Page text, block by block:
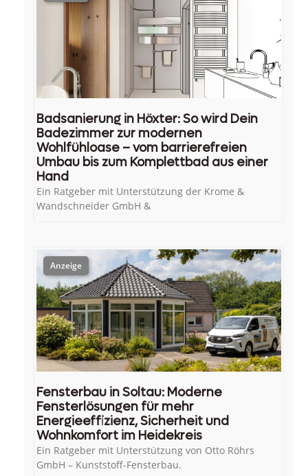
Badsanierung in Höxter: So wird Dein
Badezimmer zur modernen
Wohlfühloase – vom barrierefreien
Umbau bis zum Komplettbad aus einer
Hand
Ein Ratgeber mit Unterstützung der Krome &
Wandschneider GmbH &
Fensterbau in Soltau: Moderne
Fensterlösungen für mehr
Energieeffizienz, Sicherheit und
Wohnkomfort im Heidekreis
Ein Ratgeber mit Unterstützung von Otto Röhrs
GmbH – Kunststoff-Fensterbau.